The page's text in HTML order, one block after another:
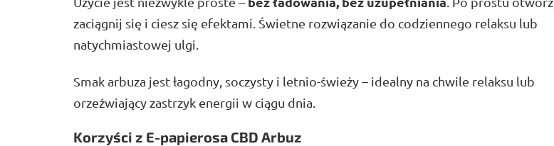
zaciągnij się i ciesz się efektami. Świetne rozwiązanie do codziennego relaksu lub
natychmiastowej ulgi.
Smak arbuza jest łagodny, soczysty i letnio-świeży – idealny na chwile relaksu lub
orzeźwiający zastrzyk energii w ciągu dnia.
Korzyści z E-papierosa CBD Arbuz